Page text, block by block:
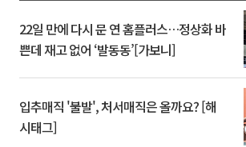
22일 만에 다시 문 연 홈플러스…정상화 바
쁜데 재고 없어 ‘발동동’[가보니]
입추매직 '불발', 처서매직은 올까요? [해
시태그]